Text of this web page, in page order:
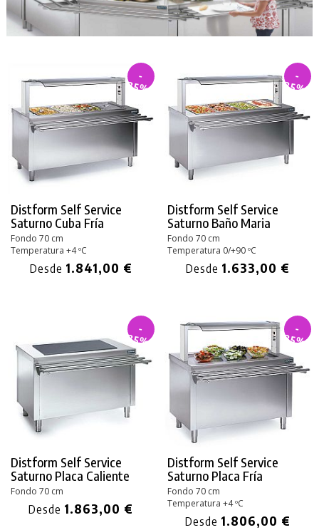
-
35%
Distform Self Service
Saturno Cuba Fría
Fondo 70 cm
Temperatura +4 ºC
Desde 1.841,00 €
-
35%
Distform Self Service
Saturno Baño Maria
Fondo 70 cm
Temperatura 0/+90 ºC
Desde 1.633,00 €
-
35%
Distform Self Service
Saturno Placa Caliente
Fondo 70 cm
Desde 1.863,00 €
-
35%
Distform Self Service
Saturno Placa Fría
Fondo 70 cm
Temperatura +4 ºC
Desde 1.806,00 €